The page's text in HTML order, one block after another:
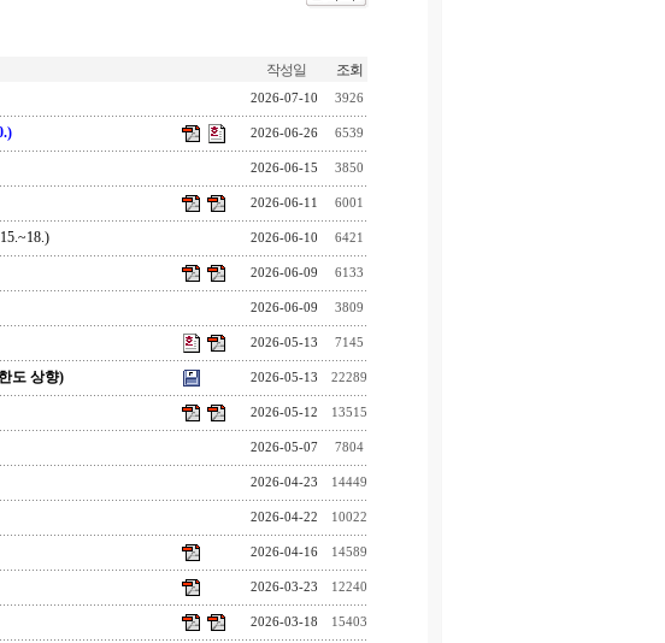
작성일 조회
2026-07-10 3926
2026-06-26 6539
2026-06-15 3850
2026-06-11 6001
2026-06-10 6421
2026-06-09 6133
2026-06-09 3809
2026-05-13 7145
도 상향) 2026-05-13 22289
2026-05-12 13515
2026-05-07 7804
2026-04-23 14449
2026-04-22 10022
2026-04-16 14589
2026-03-23 12240
2026-03-18 15403